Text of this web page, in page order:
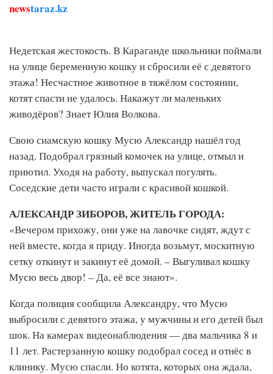
newstaraz.kz
Недетская жестокость. В Караганде школьники поймали
на улице беременную кошку и сбросили её с девятого
этажа! Несчастное животное в тяжёлом состоянии,
котят спасти не удалось. Накажут ли маленьких
живодёров? Знает Юлия Волкова.
Свою сиамскую кошку Мусю Александр нашёл год
назад. Подобрал грязный комочек на улице, отмыл и
приютил. Уходя на работу, выпускал погулять.
Соседские дети часто играли с красивой кошкой.
АЛЕКСАНДР ЗИБОРОВ, ЖИТЕЛЬ ГОРОДА:
«Вечером прихожу, они уже на лавочке сидят, ждут с
ней вместе, когда я приду. Иногда возьмут, москитную
сетку откинут и закинут её домой. – Выгуливал кошку
Мусю весь двор! – Да, её все знают».
Когда полиция сообщила Александру, что Мусю
выбросили с девятого этажа, у мужчины и его детей был
шок. На камерах видеонаблюдения — два мальчика 8 и
11 лет. Растерзанную кошку подобрал сосед и отнёс в
клинику. Мусю спасли. Но котята, которых она ждала,